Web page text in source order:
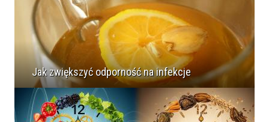
Jak zwiększyć odporność na infekcje